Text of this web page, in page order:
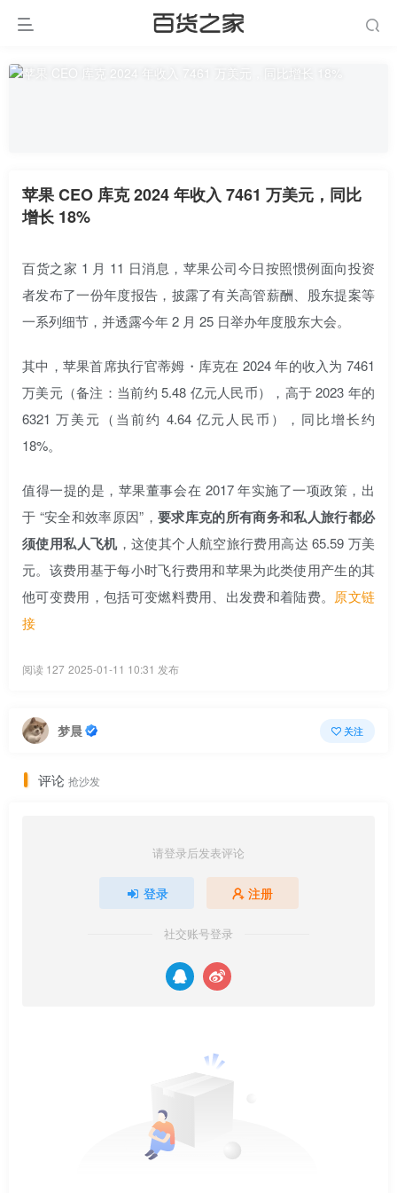
苹果 CEO 库克 2024 年收入 7461 万美元，同比
增长 18%
百货之家 1 月 11 日消息，苹果公司今日按照惯例面向投资
者发布了一份年度报告，披露了有关高管薪酬、股东提案等
一系列细节，并透露今年 2 月 25 日举办年度股东大会。
其中，苹果首席执行官蒂姆・库克在 2024 年的收入为 7461
万美元（备注：当前约 5.48 亿元人民币），高于 2023 年的
6321 万美元（当前约 4.64 亿元人民币），同比增长约
18%。
值得一提的是，苹果董事会在 2017 年实施了一项政策，出
于 “安全和效率原因”， 要求库克的所有商务和私人旅行都必
须使用私人飞机，这使其个人航空旅行费用高达 65.59 万美
元。该费用基于每小时飞行费用和苹果为此类使用产生的其
他可变费用，包括可变燃料费用、出发费和着陆费。 原文链
接
阅读 127 2025-01-11 10:31 发布
梦晨 关注
评论 抢沙发
请登录后发表评论
登录 注册
社交账号登录